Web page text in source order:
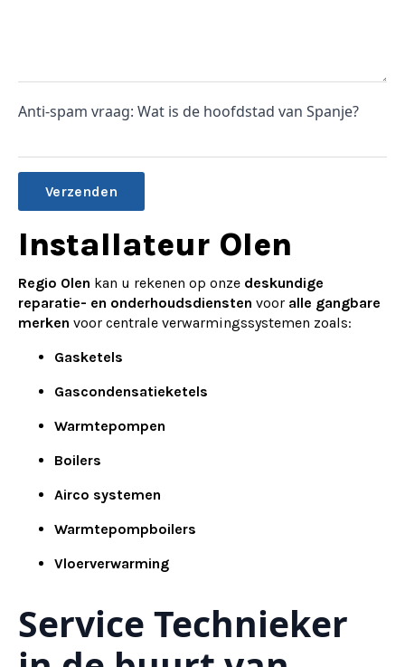
Anti-spam vraag: Wat is de hoofdstad van Spanje?
Alternative:
Installateur Olen
Regio Olen kan u rekenen op onze deskundige
reparatie- en onderhoudsdiensten voor alle gangbare
merken voor centrale verwarmingssystemen zoals:
Gasketels
Gascondensatieketels
Warmtepompen
Boilers
Airco systemen
Warmtepompboilers
Vloerverwarming
Service Technieker